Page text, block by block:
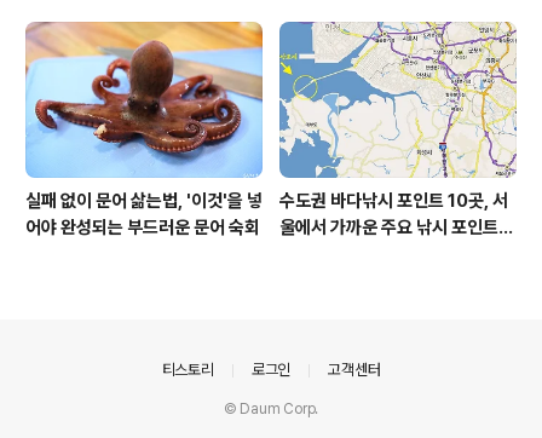
실패 없이 문어 삶는법, '이것'을 넣
어야 완성되는 부드러운 문어 숙회
수도권 바다낚시 포인트 10곳, 서
울에서 가까운 주요 낚시 포인트
티스토리 로그인 고객센터
© Daum Corp.